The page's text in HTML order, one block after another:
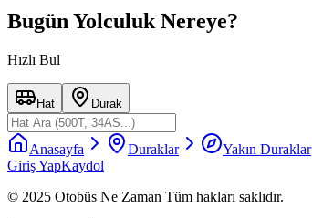
Bugün Yolculuk Nereye?
Hızlı Bul
Hat Durak
Anasayfa Duraklar Yakın Duraklar
Giriş YapKaydol
© 2025 Otobüs Ne Zaman Tüm hakları saklıdır.